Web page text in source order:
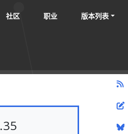
社区 职业 版本列表